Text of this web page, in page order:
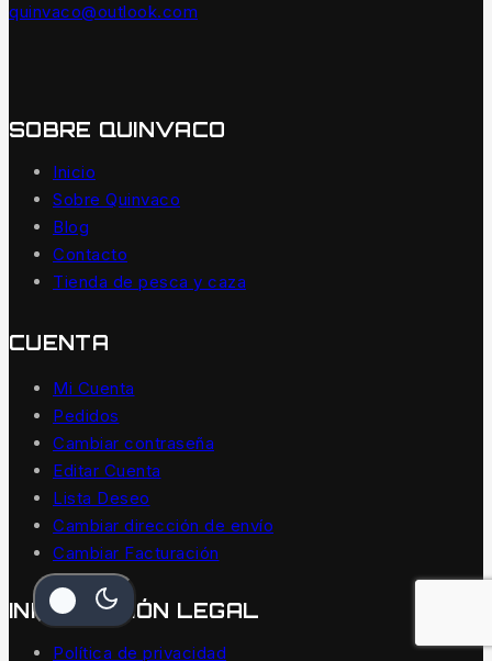
quinvaco@outlook.com
SOBRE QUINVACO
Inicio
Sobre Quinvaco
Blog
Contacto
Tienda de pesca y caza
CUENTA
Mi Cuenta
Pedidos
Cambiar contraseña
Editar Cuenta
Lista Deseo
Cambiar dirección de envío
Cambiar Facturación
INFORMACIÓN LEGAL
Política de privacidad